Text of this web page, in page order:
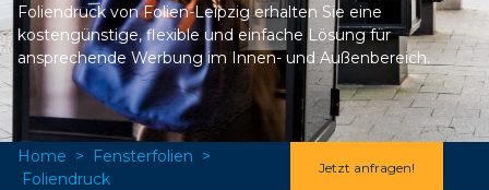
Foliendruck von Folien-Leipzig erhalten Sie eine
kostengünstige, flexible und einfache Lösung für
ansprechende Werbung im Innen- und Außenbereich.
Home > Fensterfolien >
Foliendruck
Jetzt anfragen!